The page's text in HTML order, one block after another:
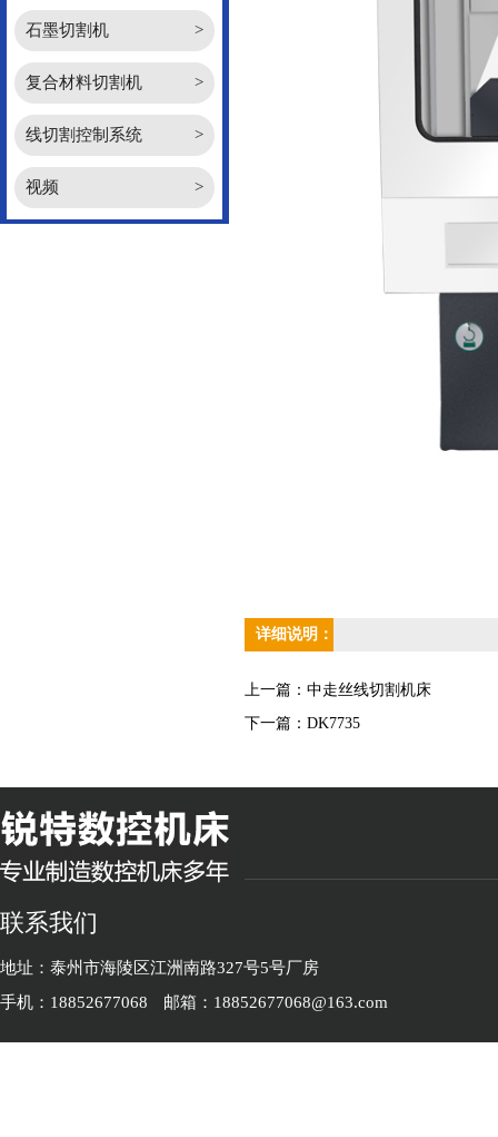
石墨切割机 >
复合材料切割机 >
线切割控制系统 >
视频 >
详细说明：
上一篇： 中走丝线切割机床
下一篇： DK7735
联系我们
地址：泰州市海陵区江洲南路327号5号厂房
手机：18852677068
邮箱：18852677068@163.com